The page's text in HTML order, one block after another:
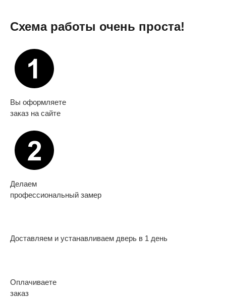
Схема работы очень проста!
Вы оформляете
заказ на сайте
Делаем
профессиональный замер
Доставляем и устанавливаем дверь в 1 день
Оплачиваете
заказ